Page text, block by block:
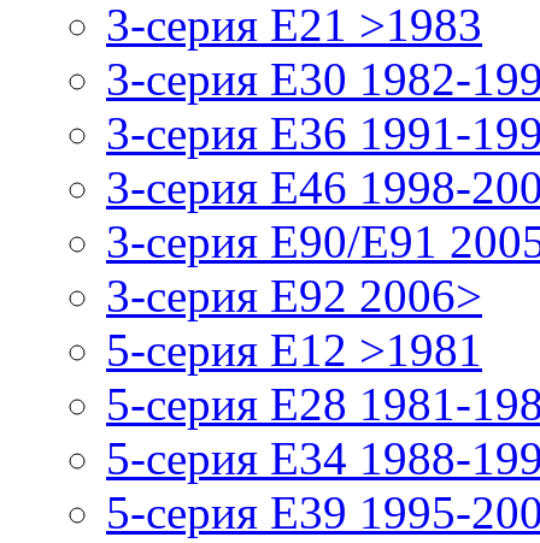
3-серия E21 >1983
3-серия E30 1982-
3-серия E36 1991-
3-серия E46 1998-
3-серия E90/E91
3-серия E92 2006>
5-серия E12 >1981
5-серия E28 1981-
5-серия E34 1988-
5-серия E39 1995-